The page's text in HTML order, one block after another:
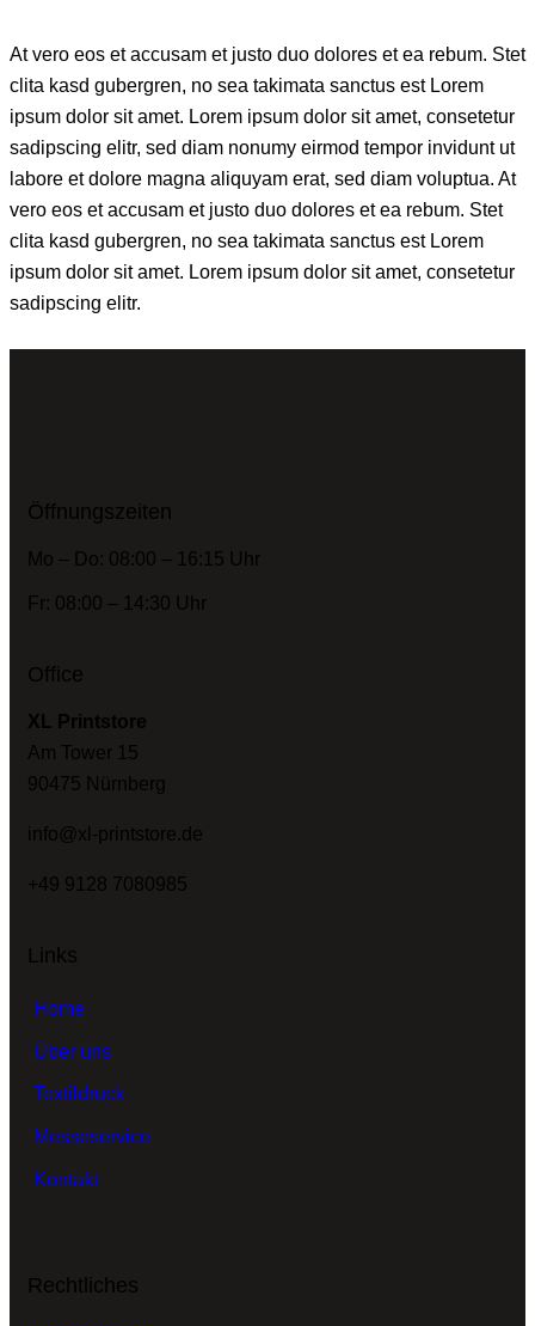
At vero eos et accusam et justo duo dolores et ea rebum. Stet
clita kasd gubergren, no sea takimata sanctus est Lorem
ipsum dolor sit amet. Lorem ipsum dolor sit amet, consetetur
sadipscing elitr, sed diam nonumy eirmod tempor invidunt ut
labore et dolore magna aliquyam erat, sed diam voluptua. At
vero eos et accusam et justo duo dolores et ea rebum. Stet
clita kasd gubergren, no sea takimata sanctus est Lorem
ipsum dolor sit amet. Lorem ipsum dolor sit amet, consetetur
sadipscing elitr.
Öffnungszeiten
Mo – Do: 08:00 – 16:15 Uhr
Fr: 08:00 – 14:30 Uhr
Office
XL Printstore
Am Tower 15
90475 Nürnberg
info@xl-printstore.de
+49 9128 7080985
Links
Home
Über uns
Textildruck
Messeservice
Kontakt
Rechtliches